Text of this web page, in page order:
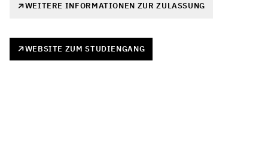
WEITERE INFORMATIONEN ZUR ZULASSUNG
WEBSITE ZUM STUDIENGANG